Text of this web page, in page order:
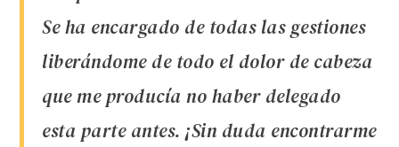
Se ha encargado de todas las gestiones
liberándome de todo el dolor de cabeza
que me producía no haber delegado
esta parte antes. ¡Sin duda encontrarme